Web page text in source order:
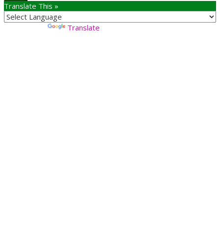
Translate This »
Translate